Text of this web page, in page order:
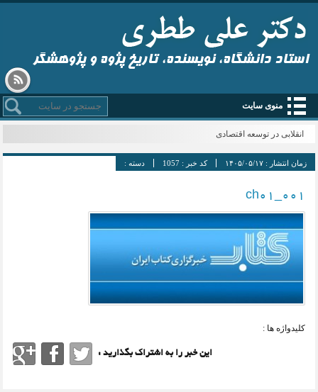
استاد دانشگاه، نویسنده، تاریخ پژوه و پژوهشگر
منوی سایت
انقلابی در توسعه اقتصادی
زمان انتشار :۱۴۰۵/۰۵/۱۷ کد خبر :1057 دسته :
ch01_001
کلیدواژه ها :
این خبر را به اشتراک بگذارید :